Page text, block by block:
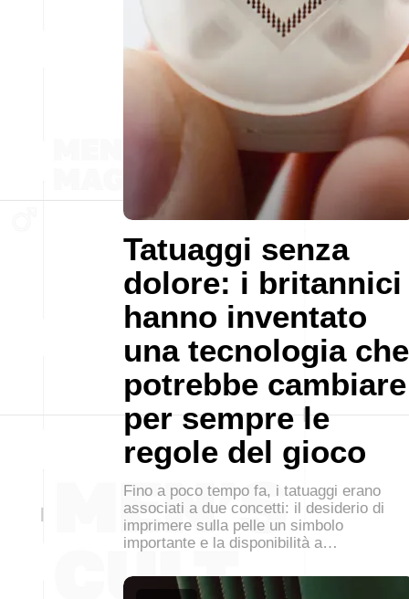
Tatuaggi senza
dolore: i britannici
hanno inventato
una tecnologia che
potrebbe cambiare
per sempre le
regole del gioco
Fino a poco tempo fa, i tatuaggi erano
associati a due concetti: il desiderio di
imprimere sulla pelle un simbolo
importante e la disponibilità a…